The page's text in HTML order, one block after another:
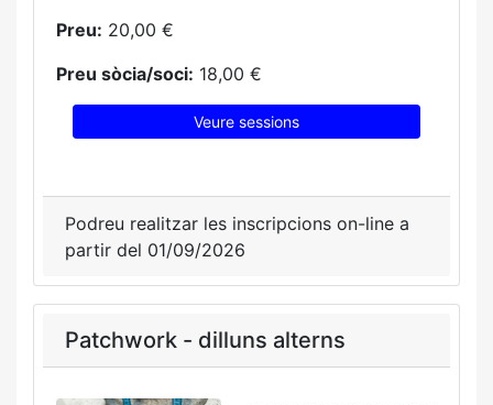
Preu: 20,00 €
Preu sòcia/soci: 18,00 €
Veure sessions
Podreu realitzar les inscripcions on-line a
partir del 01/09/2026
Patchwork - dilluns alterns